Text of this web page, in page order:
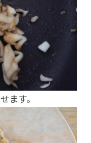
ます。